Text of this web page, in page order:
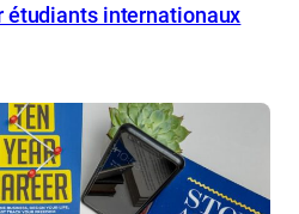
étudiants internationaux